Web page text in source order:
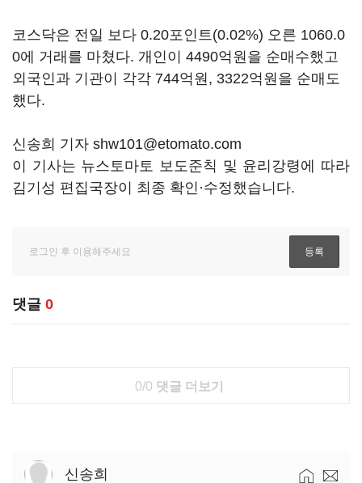
코스닥은 전일 보다 0.20포인트(0.02%) 오른 1060.0
0에 거래를 마쳤다. 개인이 4490억원을 순매수했고
외국인과 기관이 각각 744억원, 3322억원을 순매도
했다.
신송희 기자 shw101@etomato.com
이 기사는 뉴스토마토 보도준칙 및 윤리강령에 따라
김기성 편집국장이 최종 확인·수정했습니다.
댓글 0
0/0 댓글 더보기
신송희